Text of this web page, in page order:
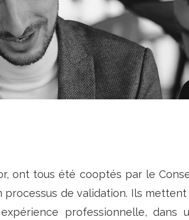
ont tous été cooptés par le
processus de validation. Ils mettent
professionnelle, dans